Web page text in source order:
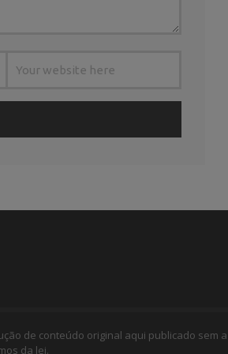
de conteúdo original aqui publicado
da lei.